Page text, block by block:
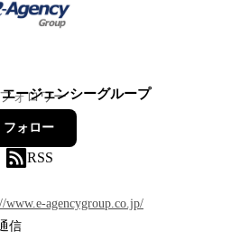
ージェンシーグループ
フォロワー
フォロー
RSS
www.e-agencygroup.co.jp/
信